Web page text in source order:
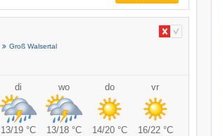
Groß Walsertal
di wo do vr
13/19 °C 13/18 °C 14/20 °C
16/22 °C